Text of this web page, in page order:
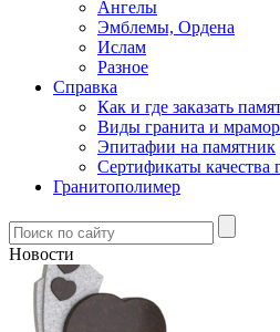
Ангелы
Эмблемы, Ордена
Ислам
Разное
Справка
Как и где заказать
Виды гранита и
Эпитафии на памятник
Сертификаты качества
Гранитополимер
Новости